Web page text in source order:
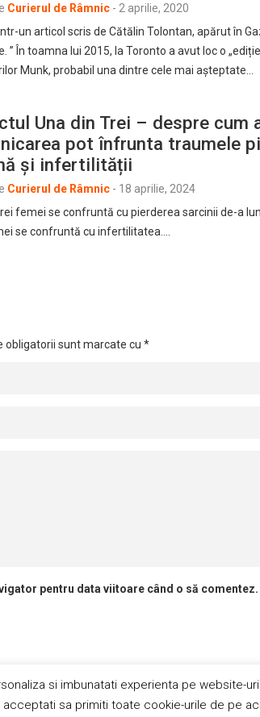
Curierul de Râmnic - 2 aprilie, 2020
un articol scris de Cătălin Tolontan, apărut în
” În toamna lui 2015, la Toronto a avut loc o
Munk, probabil una dintre cele mai așteptate…
Una din Trei – despre cum
pot înfrunta traumele
și infertilității
Curierul de Râmnic - 18 aprilie, 2024
femei se confruntă cu pierderea sarcinii de-a
se confruntă cu infertilitatea.…
obligatorii sunt marcate cu *
pentru data viitoare când o să comentez.
Abonamente
si imbunatati experienta pe
sa primiti toate cookie-urile de pe